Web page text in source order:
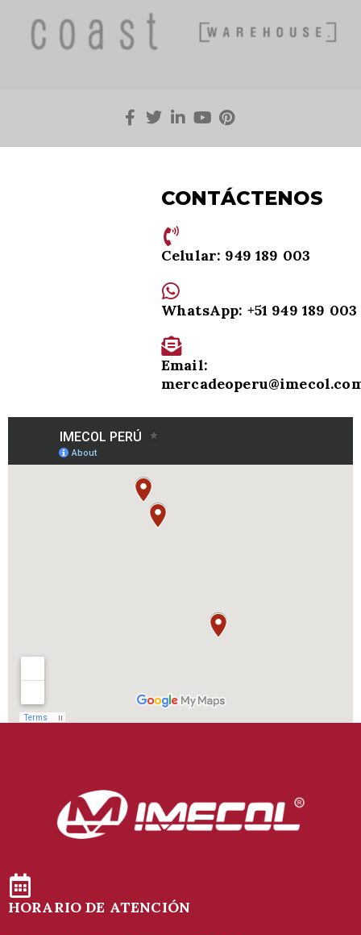
CONTÁCTENOS
Celular: 949 189 003
WhatsApp: +51 949 189 003
Email:
HORARIO DE ATENCIÓN